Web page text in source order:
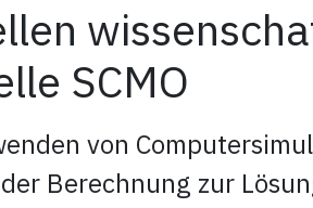
SCMO
von
Berechnung zur